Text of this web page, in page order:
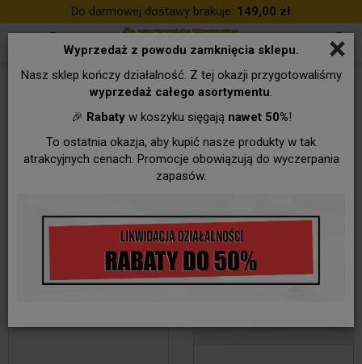
×
Wyprzedaż z powodu zamknięcia sklepu.
Nasz sklep kończy działalność. Z tej okazji przygotowaliśmy
wyprzedaż całego asortymentu.
🎉 Rabatyw koszyku sięgają nawet 50%!
To ostatnia okazja, aby kupić nasze produkty w tak
atrakcyjnych cenach. Promocje obowiązują do wyczerpania
zapasów.
Do darmowej dostawy brakuje: 149,00 zł
Dla ŻONY, MĘŻĄ